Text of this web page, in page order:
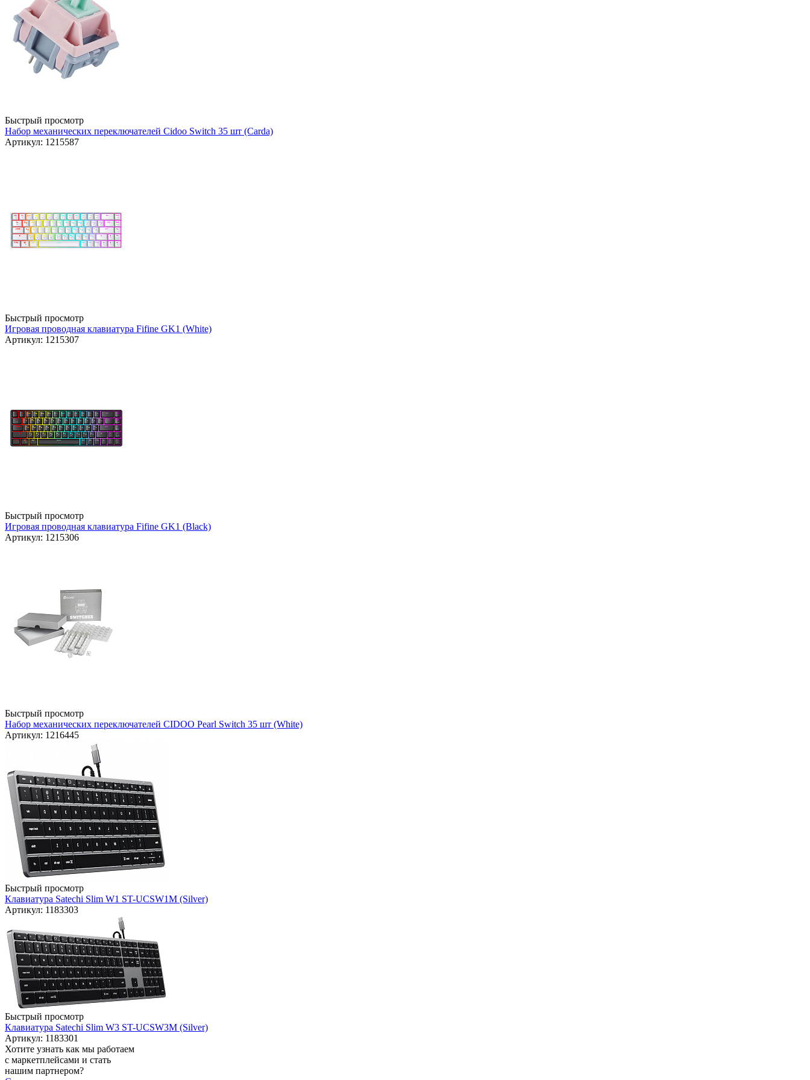
Быстрый просмотр
Набор механических переключателей Cidoo Switch 35 шт (Carda)
Артикул: 1215587
Быстрый просмотр
Игровая проводная клавиатура Fifine GK1 (White)
Артикул: 1215307
Быстрый просмотр
Игровая проводная клавиатура Fifine GK1 (Black)
Артикул: 1215306
Быстрый просмотр
Набор механических переключателей CIDOO Pearl Switch 35 шт (White)
Артикул: 1216445
Быстрый просмотр
Клавиатура Satechi Slim W1 ST-UCSW1M (Silver)
Артикул: 1183303
Быстрый просмотр
Клавиатура Satechi Slim W3 ST-UCSW3M (Silver)
Артикул: 1183301
Хотите узнать как мы работаем
с маркетплейсами и стать
нашим партнером?